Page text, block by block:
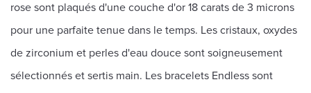
rose sont plaqués d'une couche d'or 18 carats de 3 microns
pour une parfaite tenue dans le temps. Les cristaux, oxydes
de zirconium et perles d'eau douce sont soigneusement
sélectionnés et sertis main. Les bracelets Endless sont